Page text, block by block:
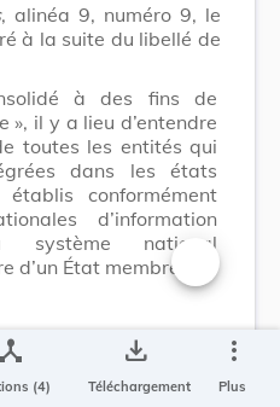
, alinéa 9, numéro 9, le
à la suite du libellé de
à des fins de
il y a lieu d’entendre
toutes les entités qui
dans les états
établis conformément
d’information
national
d’un État membre. ».
à l’article 166, alinéa
Changer la
device_hub
(4)
save_alt
Téléchargement
more_vert
Plus